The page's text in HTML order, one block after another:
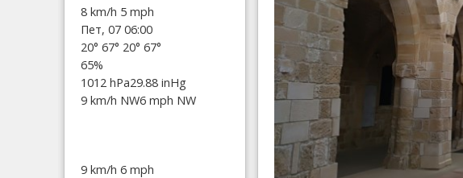
8 km/h 5 mph
Пет, 07 06:00
20° 67° 20° 67°
65%
1012 hPa29.88 inHg
9 km/h NW6 mph NW
9 km/h 6 mph